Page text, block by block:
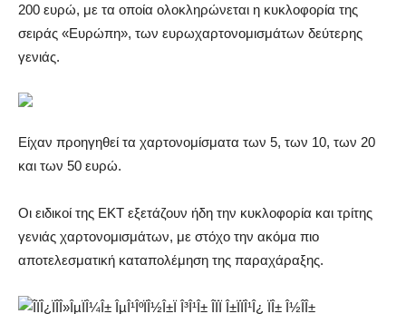
200 ευρώ, με τα οποία ολοκληρώνεται η κυκλοφορία της
σειράς «Ευρώπη», των ευρωχαρτονομισμάτων δεύτερης
γενιάς.
Είχαν προηγηθεί τα χαρτονομίσματα των 5, των 10, των 20
και των 50 ευρώ.
Οι ειδικοί της ΕΚΤ εξετάζουν ήδη την κυκλοφορία και τρίτης
γενιάς χαρτονομισμάτων, με στόχο την ακόμα πιο
αποτελεσματική καταπολέμηση της παραχάραξης.